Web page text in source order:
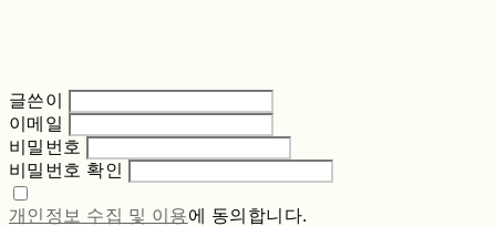
글쓴이
이메일
비밀번호
비밀번호 확인
개인정보 수집 및 이용에 동의합니다.